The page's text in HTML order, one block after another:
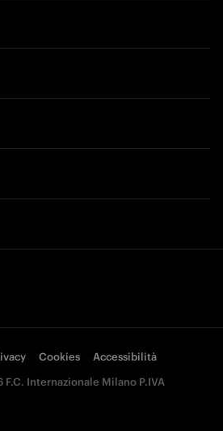
Cookies
Accessibilità
Internazionale Milano P.IVA